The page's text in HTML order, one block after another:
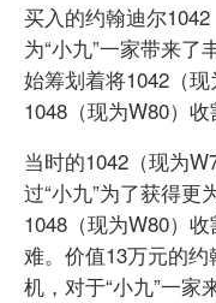
买入的约翰迪尔
为“小九”一家带来了
始筹划着将1042（
1048（现为W80）收
当时的1042（现为
过“小九”为了获得更
1048（现为W80）
难。价值13万元的
机，对于“小九”一家